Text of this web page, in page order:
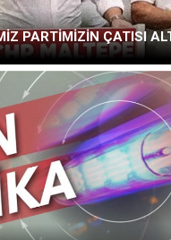
PARTİMİZİN ÇATISI